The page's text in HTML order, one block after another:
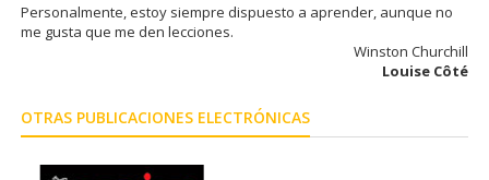
Personalmente, estoy siempre dispuesto a aprender, aunque no
me gusta que me den lecciones.
Winston Churchill
Louise Côté
OTRAS PUBLICACIONES ELECTRÓNICAS